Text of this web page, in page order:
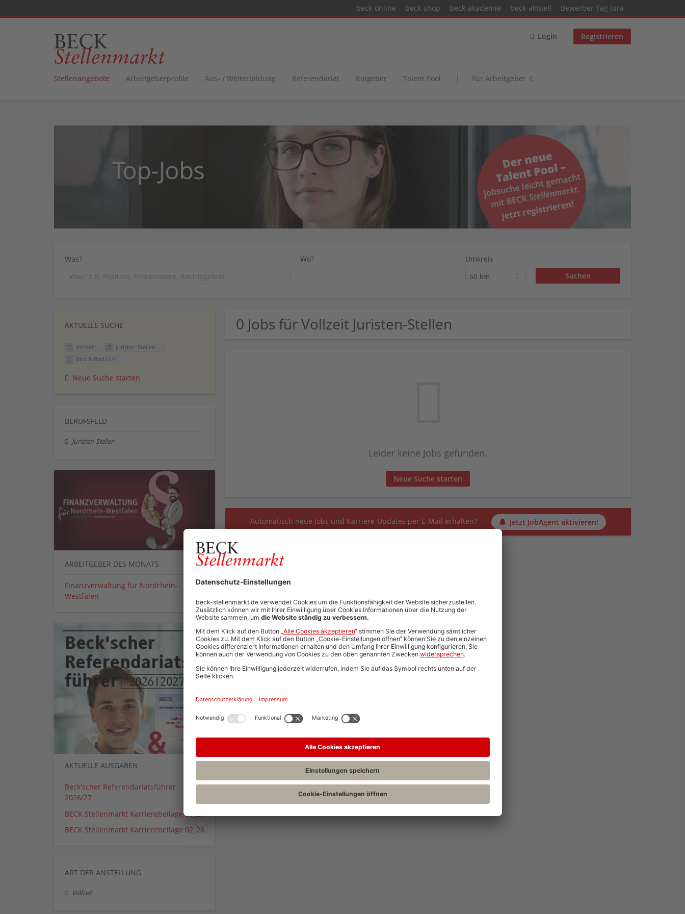
beck-online beck-shop beck-akademie beck-aktuell Bewerber Tag Jura
Login Registrieren
Stellenangebote Arbeitgeberprofile Aus- / Weiterbildung Referendariat Ratgeber Talent Pool Für Arbeitgeber
Was? Wo?
Umkreis
50 km
0 Jobs für Vollzeit Juristen-Stellen
Leider keine Jobs gefunden.
Neue Suche starten
Automatisch neue Jobs und Karriere-Updates per E-Mail erhalten? Jetzt JobAgent aktivieren!
AKTUELLE SUCHE
Vollzeit
Juristen-Stellen
Bird & Bird LLP
Neue Suche starten
BERUFSFELD
Juristen-Stellen
ARBEITGEBER DES MONATS
Finanzverwaltung für Nordrhein-
Westfalen
AKTUELLE AUSGABEN
Beck'scher Referendariatsführer
2026/27
BECK Stellenmarkt Karrierebeilage 01_26
BECK Stellenmarkt Karrierebeilage 02_26
ART DER ANSTELLUNG
Vollzeit